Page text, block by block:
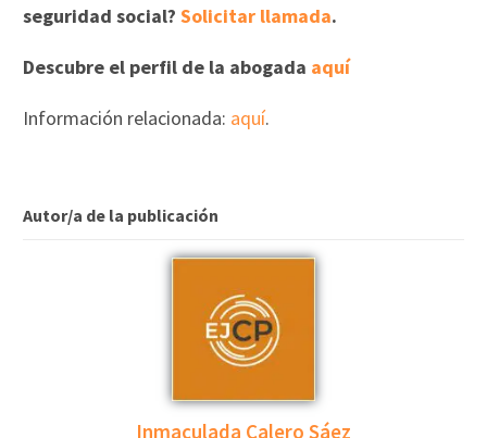
seguridad social?Solicitar llamada.
Descubre el perfil de la abogada aquí
Información relacionada: aquí.
Autor/a de la publicación
Inmaculada Calero Sáez